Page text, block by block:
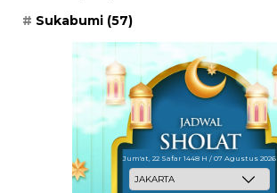
Sukabumi (57)
Jum'at, 22 Safar 1448 H / 07 Agustus 2026